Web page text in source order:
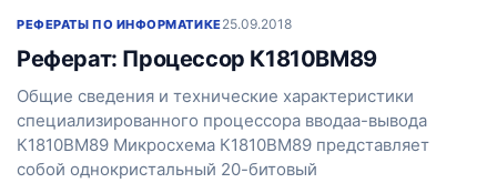
РЕФЕРАТЫ ПО ИНФОРМАТИКЕ25.09.2018
Реферат: Процессор К1810ВМ89
Общие сведения и технические характеристики
специализированного процессора вводаа-вывода
К1810ВМ89 Микросхема К1810ВМ89 представляет
собой однокристальный 20-битовый